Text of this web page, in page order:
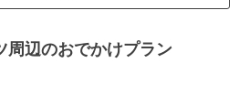
周辺のおでかけプラン